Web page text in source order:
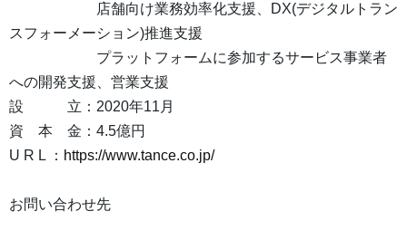
店舗向け業務効率化支援、DX(デジタルトラン
スフォーメーション)推進支援
プラットフォームに参加するサービス事業者
への開発支援、営業支援
設 立：2020年11月
資 本 金：4.5億円
U R L ： https://www.tance.co.jp/
お問い合わせ先